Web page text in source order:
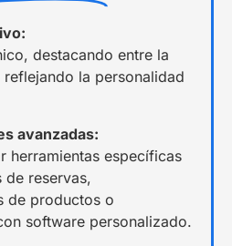
destacando entre la
la personalidad
avanzadas:
herramientas específicas
de reservas,
de productos o
software personalizado.